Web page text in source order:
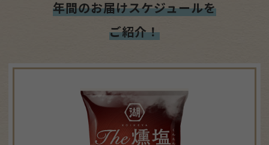
年間のお届けスケジュールを
ご紹介！